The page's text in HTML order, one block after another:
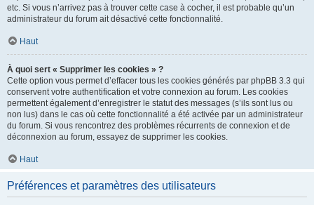
etc. Si vous n’arrivez pas à trouver cette case à cocher, il est probable qu’un
administrateur du forum ait désactivé cette fonctionnalité.
Haut
À quoi sert « Supprimer les cookies » ?
Cette option vous permet d’effacer tous les cookies générés par phpBB 3.3 qui
conservent votre authentification et votre connexion au forum. Les cookies
permettent également d’enregistrer le statut des messages (s’ils sont lus ou
non lus) dans le cas où cette fonctionnalité a été activée par un administrateur
du forum. Si vous rencontrez des problèmes récurrents de connexion et de
déconnexion au forum, essayez de supprimer les cookies.
Haut
Préférences et paramètres des utilisateurs